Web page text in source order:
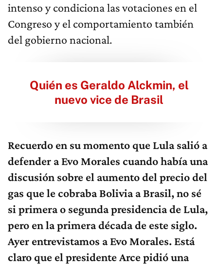
intenso y condiciona las votaciones en el
Congreso y el comportamiento también
del gobierno nacional.
Quién es Geraldo Alckmin, el
nuevo vice de Brasil
Recuerdo en su momento que Lula salió a
defender a Evo Morales cuando había una
discusión sobre el aumento del precio del
gas que le cobraba Bolivia a Brasil, no sé
si primera o segunda presidencia de Lula,
pero en la primera década de este siglo.
Ayer entrevistamos a Evo Morales. Está
claro que el presidente Arce pidió una